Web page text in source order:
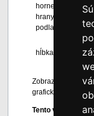
hornej
hrany od
podlahy
hĺbka
Zobrazené farby
grafickou úpravou
Tento výrobok je